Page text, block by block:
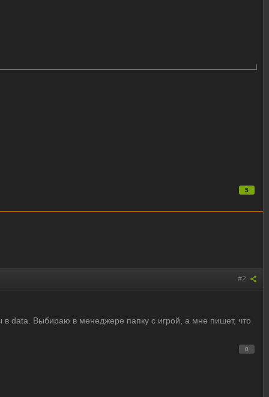
5
#2
data. Выбираю в менеджере папку с игрой, а мне пишет, что
0